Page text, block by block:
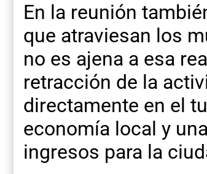
En la reunión
que atraviesan los
no es ajena a esa
retracción de la
directamente en el
economía local y
ingresos para la